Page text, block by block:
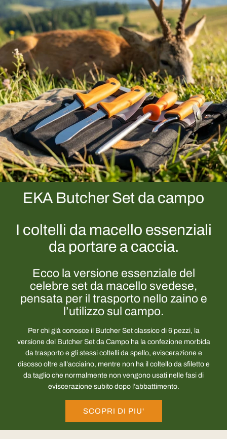
EKA Butcher Set da campo
I coltelli da macello essenziali
da portare a caccia.
Ecco la versione essenziale del
celebre set da macello svedese,
pensata per il trasporto nello zaino e
l’utilizzo sul campo.
Per chi già conosce il Butcher Set classico di 6 pezzi, la
versione del Butcher Set da Campo ha la confezione morbida
da trasporto e gli stessi coltelli da spello, eviscerazione e
disosso oltre all’acciaino, mentre non ha il coltello da sfiletto e
da taglio che normalmente non vengono usati nelle fasi di
eviscerazione subito dopo l’abbattimento.
SCOPRI DI PIU'